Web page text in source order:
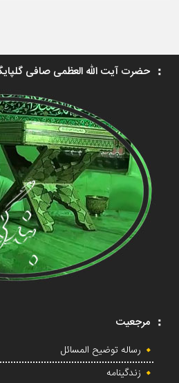
حضرت آیت الله العظمی صافی
مرجعیت
رساله توضیح المسائل
زندگینامه